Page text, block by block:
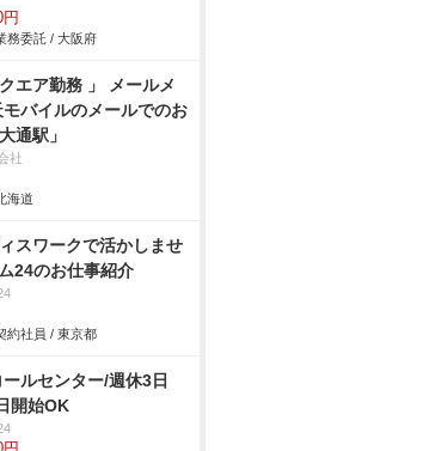
務委託 / 大阪府
エア勤務 」 メールメ
バイルのメールでのお
通駅」
社
海道
スワークで活かしませ
24のお仕事紹介
約社員 / 東京都
ルセンター/週休3日
開始OK